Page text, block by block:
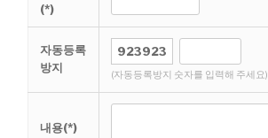
(*)
자동등록
방지
(자동등록방지 숫자를 입력해 주세요)
내용(*)